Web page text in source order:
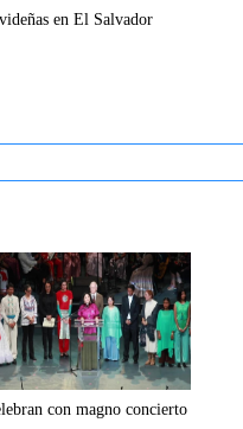
en El Salvador
con magno concierto